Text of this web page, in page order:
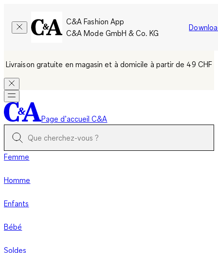
C&A Fashion App
C&A Mode GmbH & Co. KG
Livraison gratuite en magasin et à domicile à partir de 49 CHF
Page d’accueil C&A
Femme
Homme
Enfants
Bébé
Soldes